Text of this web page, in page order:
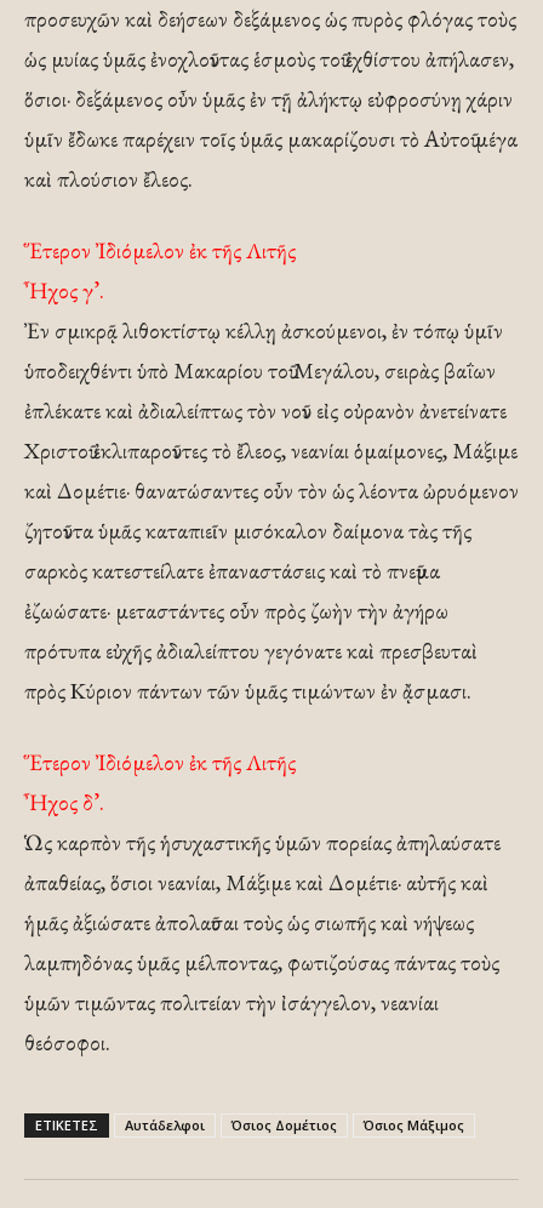
προσευχῶν καὶ δεήσεων δεξάμενος ὡς πυρὸς φλόγας τοὺς
ὡς μυίας ὑμᾶς ἐνοχλοῦντας ἑσμοὺς τοῦ ἐχθίστου ἀπήλασεν,
ὅσιοι· δεξάμενος οὖν ὑμᾶς ἐν τῇ ἀλήκτῳ εὐφροσύνῃ χάριν
ὑμῖν ἔδωκε παρέχειν τοῖς ὑμᾶς μακαρίζουσι τὸ Αὐτοῦ μέγα
καὶ πλούσιον ἔλεος.
Ἕτερον Ἰδιόμελον ἐκ τῆς Λιτῆς
Ἦχος γ’.
Ἐν σμικρᾷ λιθοκτίστῳ κέλλῃ ἀσκούμενοι, ἐν τόπῳ ὑμῖν
ὑποδειχθέντι ὑπὸ Μακαρίου τοῦ Μεγάλου, σειρὰς βαΐων
ἐπλέκατε καὶ ἀδιαλείπτως τὸν νοῦν εἰς οὐρανὸν ἀνετείνατε
Χριστοῦ ἐκλιπαροῦντες τὸ ἔλεος, νεανίαι ὁμαίμονες, Μάξιμε
καὶ Δομέτιε· θανατώσαντες οὖν τὸν ὡς λέοντα ὠρυόμενον
ζητοῦντα ὑμᾶς καταπιεῖν μισόκαλον δαίμονα τὰς τῆς
σαρκὸς κατεστείλατε ἐπαναστάσεις καὶ τὸ πνεῦμα
ἐζωώσατε· μεταστάντες οὖν πρὸς ζωὴν τὴν ἀγήρω
πρότυπα εὐχῆς ἀδιαλείπτου γεγόνατε καὶ πρεσβευταὶ
πρὸς Κύριον πάντων τῶν ὑμᾶς τιμώντων ἐν ᾄσμασι.
Ἕτερον Ἰδιόμελον ἐκ τῆς Λιτῆς
Ἦχος δ’.
Ὡς καρπὸν τῆς ἡσυχαστικῆς ὑμῶν πορείας ἀπηλαύσατε
ἀπαθείας, ὅσιοι νεανίαι, Μάξιμε καὶ Δομέτιε· αὐτῆς καὶ
ἡμᾶς ἀξιώσατε ἀπολαῦσαι τοὺς ὡς σιωπῆς καὶ νήψεως
λαμπηδόνας ὑμᾶς μέλποντας, φωτιζούσας πάντας τοὺς
ὑμῶν τιμῶντας πολιτείαν τὴν ἰσάγγελον, νεανίαι
θεόσοφοι.
ΕΤΙΚΕΤΕΣ Αυτάδελφοι Όσιος Δομέτιος Όσιος Μάξιμος